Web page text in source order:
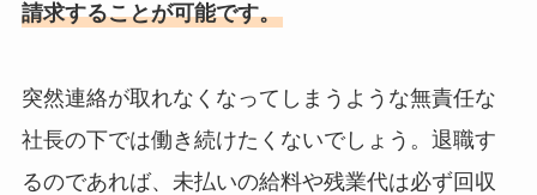
請求することが可能です。
突然連絡が取れなくなってしまうような無責任な
社長の下では働き続けたくないでしょう。退職す
るのであれば、未払いの給料や残業代は必ず回収